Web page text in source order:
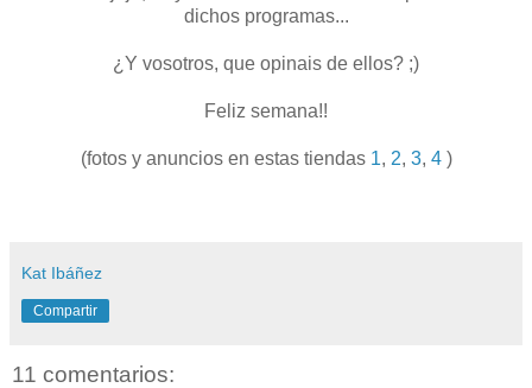
dichos programas...
¿Y vosotros, que opinais de ellos? ;)
Feliz semana!!
(fotos y anuncios en estas tiendas 1, 2, 3, 4)
Kat Ibáñez
Compartir
11 comentarios: